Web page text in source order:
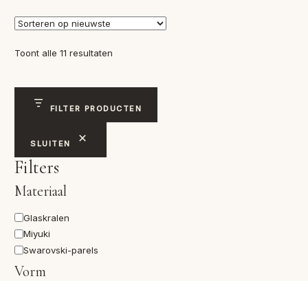
Toont alle 11 resultaten
FILTER PRODUCTEN
SLUITEN
Filters
Materiaal
Materiaal
Glaskralen
Miyuki
Swarovski-parels
Vorm